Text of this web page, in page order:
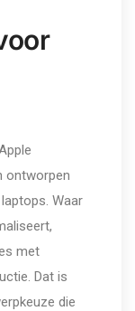
ontworpen
Waar
met
Dat is
die